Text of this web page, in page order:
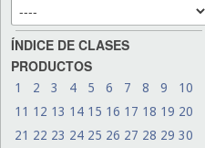
ÍNDICE DE CLASES
PRODUCTOS
1 2 3 4 5 6 7 8 9
10
11 12 13 14 15 16 17 18 19 20
21 22 23 24 25 26 27 28 29 30